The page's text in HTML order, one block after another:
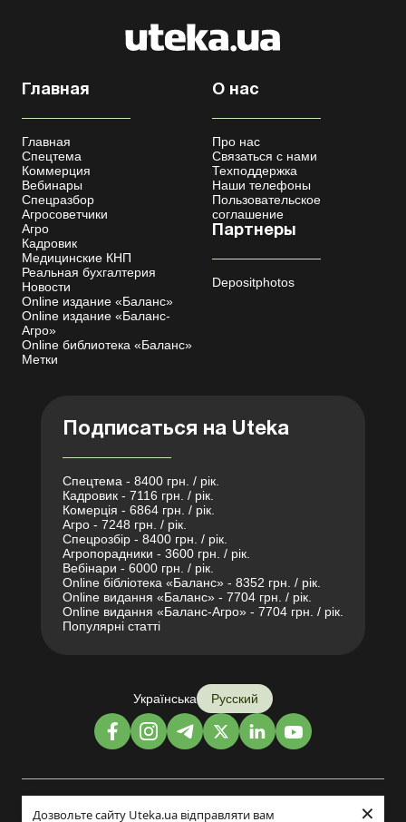
Дозвольте сайту Uteka.ua відправляти вам ×
Главная
Главная
Спецтема
Коммерция
Вебинары
Спецразбор
Агросоветчики
Агро
Кадровик
Медицинские КНП
Реальная бухгалтерия
Новости
Online издание «Баланс»
Online издание «Баланс-
Агро»
Online библиотека «Баланс»
Метки
О нас
Про нас
Связаться с нами
Техподдержка
Наши телефоны
Пользовательское
соглашение
Партнеры
Depositphotos
Подписаться на Uteka
Спецтема - 8400 грн. / рік.
Кадровик - 7116 грн. / рік.
Комерція - 6864 грн. / рік.
Агро - 7248 грн. / рік.
Спецрозбір - 8400 грн. / рік.
Агропорадники - 3600 грн. / рік.
Вебінари - 6000 грн. / рік.
Online бібліотека «Баланс» - 8352 грн. / рік.
Online видання «Баланс» - 7704 грн. / рік.
Online видання «Баланс-Агро» - 7704 грн. / рік.
Популярні статті
Українська Русский
Дизайн и разработка: